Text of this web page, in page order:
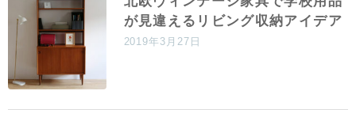
が見違えるリビング収納アイデア
2019年3月27日